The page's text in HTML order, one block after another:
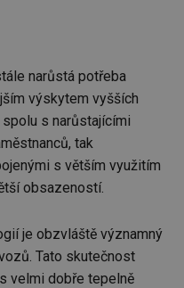
narůstá potřeba
výskytem vyšších
s narůstajícími
tak
s větším využitím
obsazeností.
je obzvláště významný
Tato skutečnost
velmi dobře tepelně